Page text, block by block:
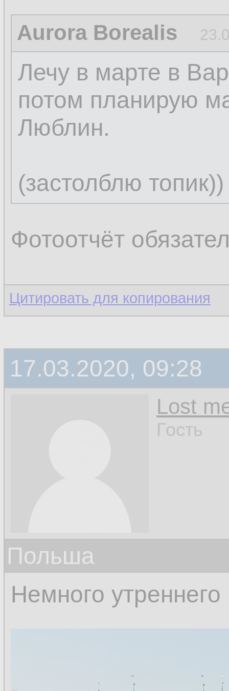
Aurora Borealis
Лечу в марте в
потом планирую
Люблин.
(застолблю топик))
Фотоотчёт
Цитировать для копирования
17.03.2020, 09:28
Lost
Гость
Польша
Немного